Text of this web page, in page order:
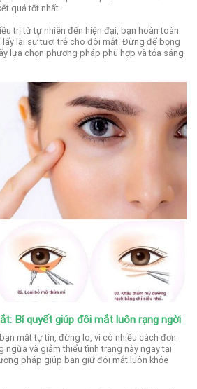
quả tốt nhất.
trị từ tự nhiên đến hiện đại, bạn hoàn toàn
lại sự tươi trẻ cho đôi mắt. Đừng để bọng
lựa chọn phương pháp phù hợp và tỏa sáng
Bí quyết giúp đôi mắt luôn rạng ngời
mất tự tin, đừng lo, vì có nhiều cách đơn
ngừa và giảm thiểu tình trạng này ngay tại
pháp giúp bạn giữ đôi mắt luôn khỏe